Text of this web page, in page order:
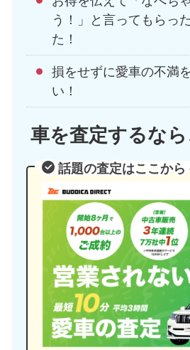
う！」と言ってもらっ
た！
損をせずに愛車の不満
い！
車を査定するな
話題の査定はここから